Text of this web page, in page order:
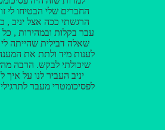
החברים שלי הבטיחו לי
הרגשתי ככה אצל יניב ,
עבר בקלות ובמהירות ,
שאלה דבילית שהייתה לי
לענות מיד ולתת את
שיכולתי לבקש. הרבה
יניב העביר לנו על איך
לפסיכומטרי מעבר